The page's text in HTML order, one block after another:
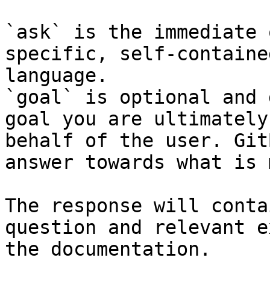
`ask` is the
specific, self-
language.
`goal` is optional and
goal you are
behalf of the user.
answer towards what
The response will
question and relevant
the documentation.